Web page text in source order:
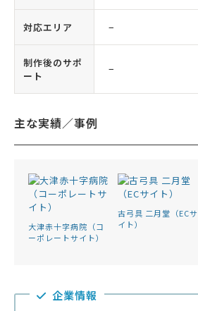
対応エリア −
制作後のサポ
ート
−
主な実績／事例
大津赤十字病院（コ
ーポレートサイト）
古弓具 二月堂（ECサ
イト）
企業情報